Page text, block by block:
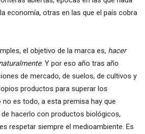
economía, otras en las que el país cobra
el objetivo de la marca es, hacer
. Y por eso año tras año
de mercado, de suelos, de cultivos y
productos para superar los
es todo, a esta premisa hay que
hacerlo con productos biológicos,
respetar siempre el medioambiente. Es